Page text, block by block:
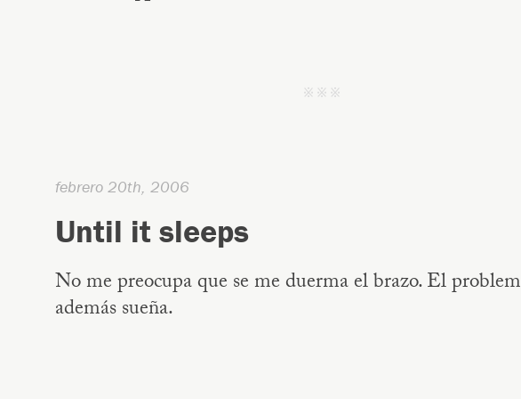
j j j
febrero 20th, 2006
Until it sleeps
No me preocupa que se me duerma el brazo. El
además sueña.